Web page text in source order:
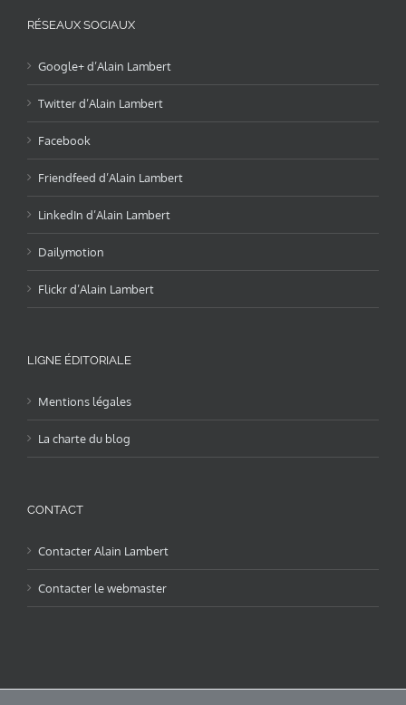
RÉSEAUX SOCIAUX
Google+ d’Alain Lambert
Twitter d’Alain Lambert
Facebook
Friendfeed d’Alain Lambert
LinkedIn d’Alain Lambert
Dailymotion
Flickr d’Alain Lambert
LIGNE ÉDITORIALE
Mentions légales
La charte du blog
CONTACT
Contacter Alain Lambert
Contacter le webmaster